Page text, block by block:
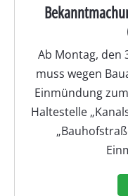
Ab Montag, den
muss wegen
Einmündung
Haltestelle